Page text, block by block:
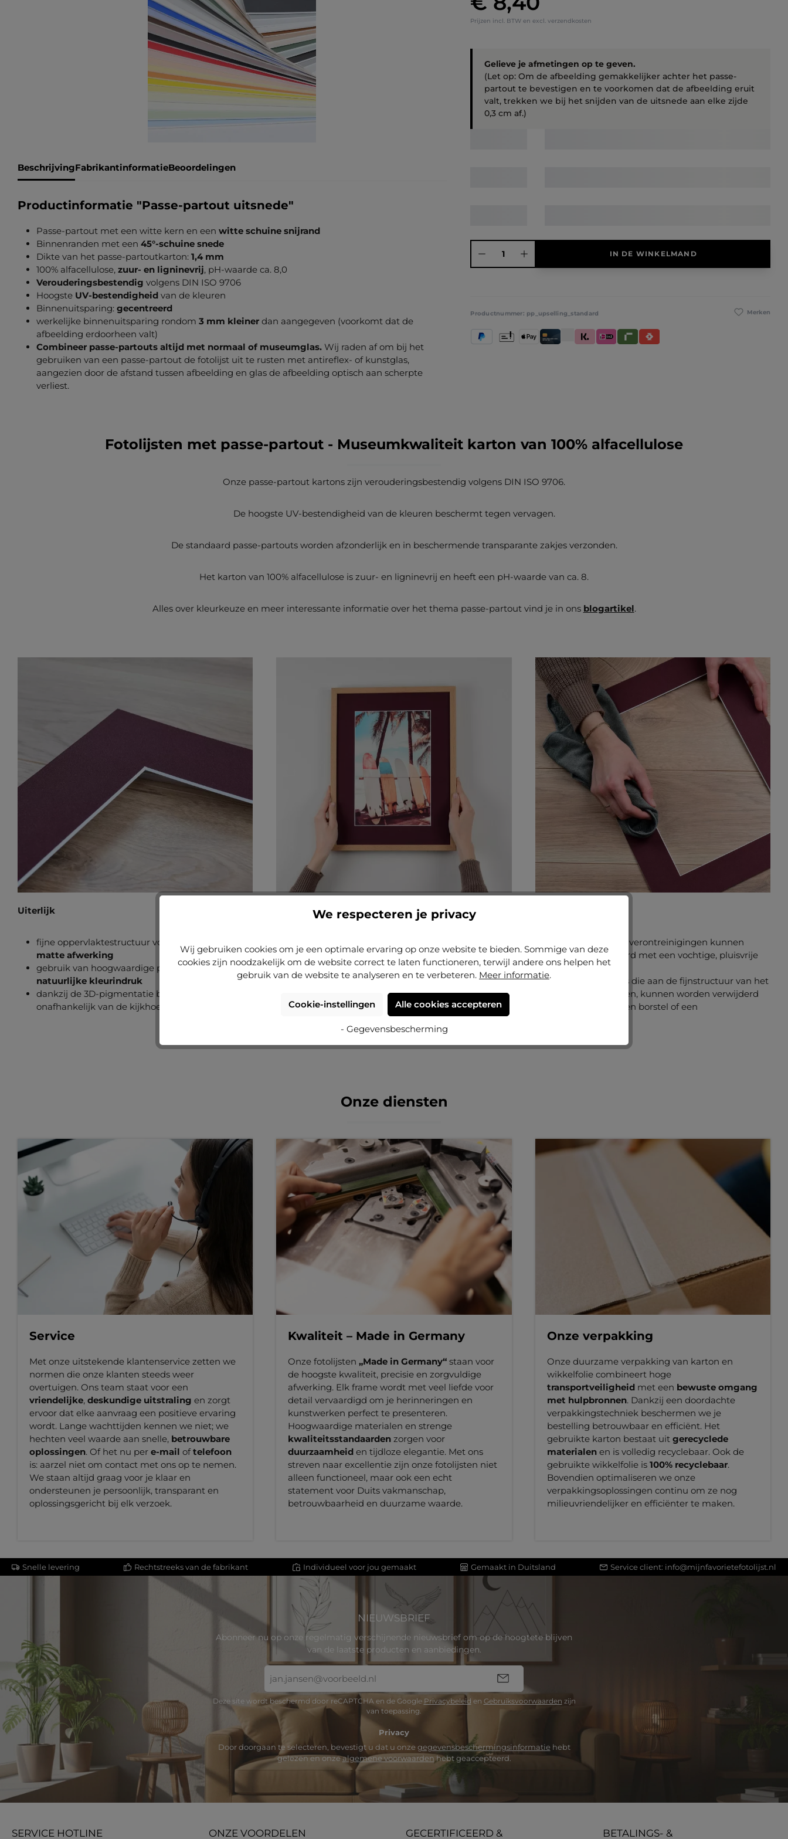
BeschrijvingFabrikantinformatieBeoordelingen
Productinformatie "Passe-partout uitsnede"
Passe-partout met een witte kern en een witte schuine snijrand
Binnenranden met een 45°-schuine snede
Dikte van het passe-partoutkarton: 1,4 mm
100% alfacellulose, zuur- en ligninevrij, pH-waarde ca. 8,0
Verouderingsbestendig volgens DIN ISO 9706
Hoogste UV-bestendigheid van de kleuren
Binnenuitsparing: gecentreerd
werkelijke binnenuitsparing rondom 3 mm kleiner dan aangegeven (voorkomt dat de
afbeelding erdoorheen valt)
Combineer passe-partouts altijd met normaal of museumglas. Wij raden af om bij het
gebruiken van een passe-partout de fotolijst uit te rusten met antireflex- of kunstglas,
aangezien door de afstand tussen afbeelding en glas de afbeelding optisch aan scherpte
verliest.
Prijzen incl. BTW en excl. verzendkosten
Gelieve je afmetingen op te geven.
(Let op: Om de afbeelding gemakkelijker achter het passe-
partout te bevestigen en te voorkomen dat de afbeelding eruit
valt, trekken we bij het snijden van de uitsnede aan elke zijde
0,3 cm af.)
IN DE WINKELMAND
Merken
Productnummer: pp_upselling_standard
PayPal Apple PayCreditcard / Betaalpas
Klarna (Achteraf betalen / In delen betalen /
iDeal IN3
RivertySatispay
Vooruitbetaling
Fotolijsten met passe-partout - Museumkwaliteit karton van 100% alfacellulose
Onze passe-partout kartons zijn verouderingsbestendig volgens DIN ISO 9706.
De hoogste UV-bestendigheid van de kleuren beschermt tegen vervagen.
De standaard passe-partouts worden afzonderlijk en in beschermende transparante zakjes verzonden.
Het karton van 100% alfacellulose is zuur- en ligninevrij en heeft een pH-waarde van ca. 8.
Alles over kleurkeuze en meer interessante informatie over het thema passe-partout vind je in ons blogartikel.
Uiterlijk
fijne oppervlaktestructuur voor een homogene,
matte afwerking
gebruik van hoogwaardige pigmenten voor een
natuurlijke kleurindruk
dankzij de 3D-pigmentatie blijft de kleuring
onafhankelijk van de kijkhoek hetzelfde
Hantering
eigenschappen ontstaangeen Newtonringenbij
glascontact
Ongevoeligvoor vingerafdrukken
Ook bij donkere kleuren eenhoge
krasbestendigheid
Geen afgeven of klevenbij contactdruk
Lichte krassen of verontreinigingen kunnen
worden verwijderd met een vochtige, pluisvrije
microvezeldoek.
Pluizen en vezels die aan de fijnstructuur van het
oppervlak hechten, kunnen worden verwijderd
met perslucht, een borstel of een
Onze diensten
Service
Met onze uitstekende klantenservice zetten we
normen die onze klanten steeds weer
overtuigen. Ons team staat voor een
vriendelijke, deskundige uitstraling en zorgt
ervoor dat elke aanvraag een positieve ervaring
wordt. Lange wachttijden kennen we niet; we
hechten veel waarde aan snelle, betrouwbare
oplossingen. Of het nu per e-mail oftelefoon
is: aarzel niet om contact met ons op te nemen.
We staan altijd graag voor je klaar en
ondersteunen je persoonlijk, transparant en
oplossingsgericht bij elk verzoek.
Kwaliteit – Made in Germany
Onze fotolijsten„Made in Germany“ staan voor
de hoogste kwaliteit, precisie en zorgvuldige
afwerking. Elk frame wordt met veel liefde voor
detail vervaardigd om je herinneringen en
kunstwerken perfect te presenteren.
Hoogwaardige materialen en strenge
kwaliteitsstandaarden zorgen voor
duurzaamheid en tijdloze elegantie. Met ons
streven naar excellentie zijn onze fotolijsten niet
alleen functioneel, maar ook een echt
statement voor Duits vakmanschap,
betrouwbaarheid en duurzame waarde.
Onze verpakking
Onze duurzame verpakking van karton en
wikkelfolie combineert hoge
transportveiligheidmet een bewuste omgang
met hulpbronnen. Dankzij een doordachte
verpakkingstechniek beschermen we je
bestelling betrouwbaar en efficiënt. Het
gebruikte karton bestaat uit gerecyclede
materialenen is volledig recyclebaar. Ook de
gebruikte wikkelfolie is 100% recyclebaar.
Bovendien optimaliseren we onze
verpakkingsoplossingen continu om ze nog
milieuvriendelijker en efficiënter te maken.
Snelle levering Rechtstreeks van de fabrikant Individueel voor jou gemaakt Gemaakt in Duitsland Service client: info@mijnfavorietefotolijst.nl
NIEUWSBRIEF
Abonneer nu op onze regelmatig verschijnende nieuwsbrief om op de hoogtete blijven
van de laatste producten en aanbiedingen.
mailadres
*
Deze site wordt beschermd door reCAPTCHA en de Google Privacybeleid en Gebruiksvoorwaarden zijn
van toepassing.
Privacy
Door doorgaan te selecteren, bevestigt u dat u onze gegevensbeschermingsinformatie hebt
gelezen en onzealgemene voorwaardenhebt geaccepteerd.
SERVICE HOTLINE BETALINGS- &
GECERTIFICEERD &
ONZE VOORDELEN
We respecteren je privacy
Wij gebruiken cookies om je een optimale ervaring op onze website te bieden. Sommige van deze
cookies zijn noodzakelijk om de website correct te laten functioneren, terwijl andere ons helpen het
gebruik van de website te analyseren en te verbeteren. Meer informatie.
Cookie-instellingen Alle cookies accepteren
- Gegevensbescherming